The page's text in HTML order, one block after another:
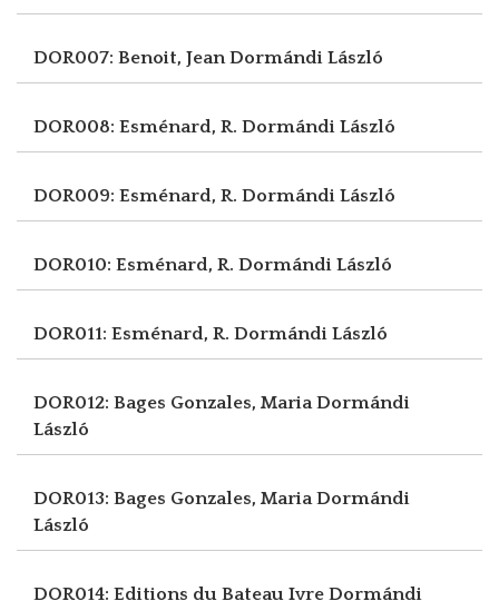
DOR007: Benoit, JeanDormándi László
DOR008: Esménard, R. Dormándi László
DOR009: Esménard, R. Dormándi László
DOR010: Esménard, R. Dormándi László
DOR011: Esménard, R. Dormándi László
DOR012: Bages Gonzales, MariaDormándi
László
DOR013: Bages Gonzales, MariaDormándi
László
DOR014: Editions du Bateau Ivre Dormándi